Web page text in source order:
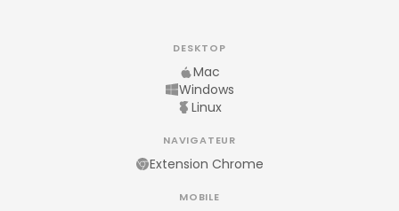
DESKTOP
Mac
Windows
Linux
NAVIGATEUR
Extension Chrome
MOBILE